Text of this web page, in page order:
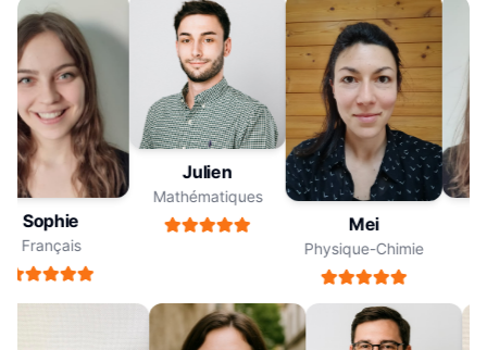
Sophie
Français
Julien
Mathématiques
Mei
Physique-Chimie